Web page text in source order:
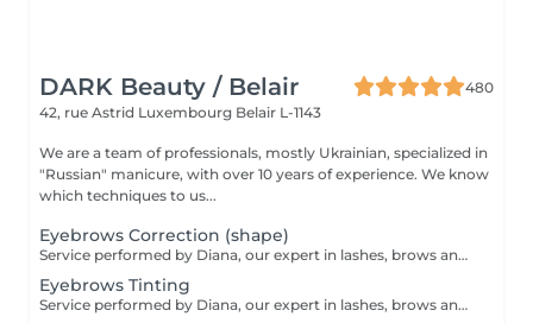
DARK Beauty / Belair
480
42, rue Astrid Luxembourg Belair L-1143
We are a team of professionals, mostly Ukrainian, specialized in
"Russian" manicure, with over 10 years of experience. We know
which techniques to us...
Eyebrows Correction (shape)
Service performed by Diana, our expert in lashes, brows and hair removal, with over 10 years of experience, ensuring precision and high-quality results.
Eyebrows Tinting
Service performed by Diana, our expert in lashes, brows and hair removal, with over 10 years of experience, ensuring precision and high-quality results.